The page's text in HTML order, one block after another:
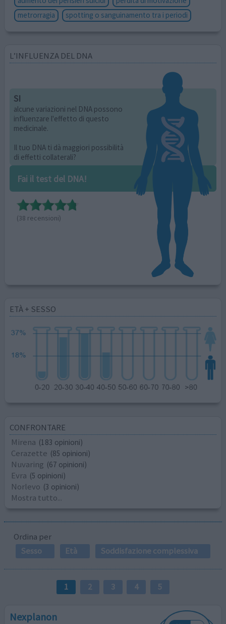
metrorragia
spotting o sanguinamento tra i periodi
L’INFLUENZA DEL DNA
SI
alcune variazioni nel DNA possono
influenzare l'effetto di questo
medicinale.
Il tuo DNA ti dà maggiori possibilità
di effetti collaterali?
Fai il test del DNA!
(38 recensioni)
ETÀ + SESSO
CONFRONTARE
Mirena (183 opinioni)
Cerazette (85 opinioni)
Nuvaring (67 opinioni)
Evra (5 opinioni)
Norlevo (3 opinioni)
Mostra tutto...
Ordina per
Sesso
Età Soddisfazione complessiva
1 2 3 4 5
Nexplanon